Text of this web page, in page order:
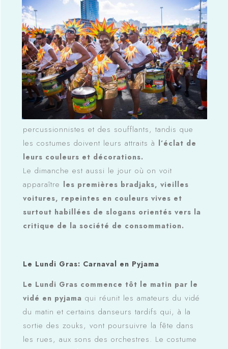
percussionnistes et des soufflants, tandis que
les costumes doivent leurs attraits à l’éclat de
leurs couleurs et décorations.
Le dimanche est aussi le jour où on voit
apparaître les premières bradjaks, vieilles
voitures, repeintes en couleurs vives et
surtout habillées de slogans orientés vers la
critique de la société de consommation.
Le Lundi Gras: Carnaval en Pyjama
Le Lundi Gras commence tôt le matin par le
vidé en pyjama qui réunit les amateurs du vidé
du matin et certains danseurs tardifs qui, à la
sortie des zouks, vont poursuivre la fête dans
les rues, aux sons des orchestres. Le costume